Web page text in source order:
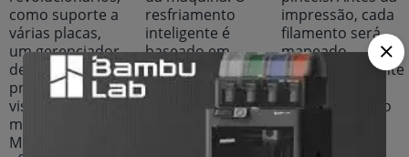
como suporte a
várias placas,
um gerenciador
de recursos de
projeto e
visualização de
montagem/peça.
Melhora muito a
resfriamento
inteligente é
baseado em
parâmetros de
resfriamento
ajustados para
cada tipo de
filamento. A
impressão, cada
filamento será
mapeado
automaticamente
para um slot
AMS, não sendo
necessário